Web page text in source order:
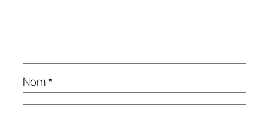
Nom*